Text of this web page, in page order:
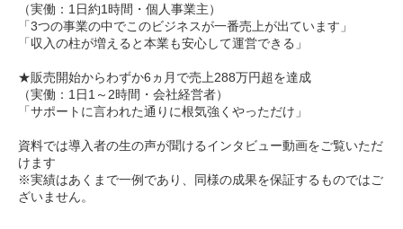
（実働：1日約1時間・個人事業主）
「3つの事業の中でこのビジネスが一番売上が出ています」
「収入の柱が増えると本業も安心して運営できる」
★販売開始からわずか6ヵ月で売上288万円超を達成
（実働：1日1～2時間・会社経営者）
「サポートに言われた通りに根気強くやっただけ」
資料では導入者の生の声が聞けるインタビュー動画をご覧いただ
けます
※実績はあくまで一例であり、同様の成果を保証するものではご
ざいません。